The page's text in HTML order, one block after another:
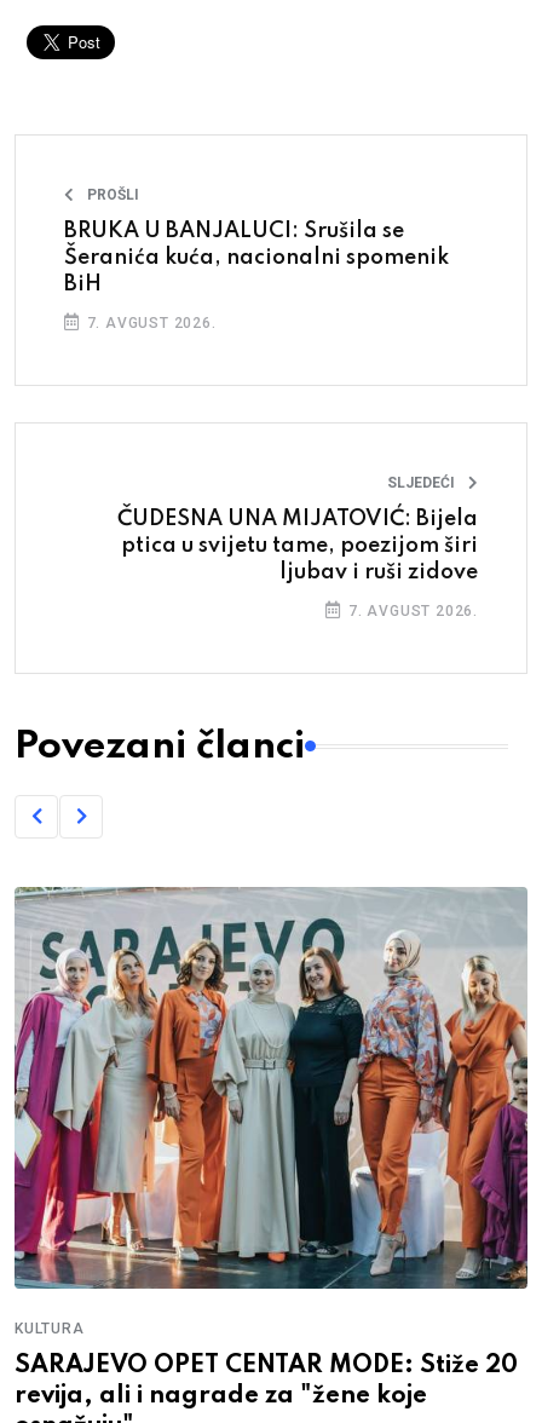
PROŠLI
BRUKA U BANJALUCI: Srušila se
Šeranića kuća, nacionalni spomenik
BiH
7. AVGUST 2026.
SLJEDEĆI
ČUDESNA UNA MIJATOVIĆ: Bijela
ptica u svijetu tame, poezijom širi
ljubav i ruši zidove
7. AVGUST 2026.
Povezani članci
KULTURA
SARAJEVO OPET CENTAR MODE: Stiže 20
revija, ali i nagrade za "žene koje